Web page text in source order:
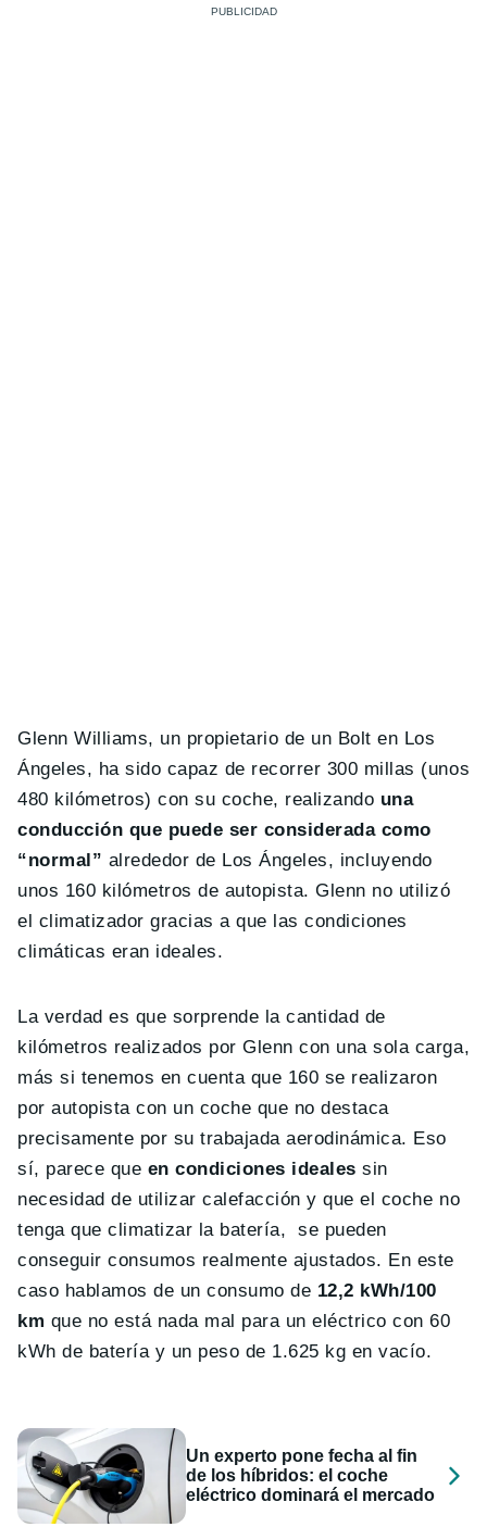
Glenn Williams, un propietario de un Bolt en Los
Ángeles, ha sido capaz de recorrer 300 millas (unos
480 kilómetros) con su coche, realizando una
conducción que puede ser considerada como
“normal” alrededor de Los Ángeles, incluyendo
unos 160 kilómetros de autopista. Glenn no utilizó
el climatizador gracias a que las condiciones
climáticas eran ideales.
La verdad es que sorprende la cantidad de
kilómetros realizados por Glenn con una sola carga,
más si tenemos en cuenta que 160 se realizaron
por autopista con un coche que no destaca
precisamente por su trabajada aerodinámica. Eso
sí, parece que en condiciones ideales sin
necesidad de utilizar calefacción y que el coche no
tenga que climatizar la batería, se pueden
conseguir consumos realmente ajustados. En este
caso hablamos de un consumo de 12,2 kWh/100
km que no está nada mal para un eléctrico con 60
kWh de batería y un peso de 1.625 kg en vacío.
Un experto pone fecha al fin
de los híbridos: el coche
eléctrico dominará el mercado